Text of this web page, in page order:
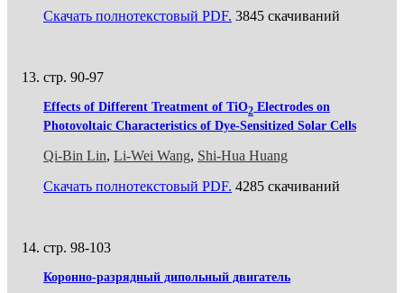
Скачать полнотекстовый PDF. 3845 скачиваний
стр. 90-97
Effects of Different Treatment of TiO2 Electrodes on
Photovoltaic Characteristics of Dye-Sensitized Solar Cells
Qi-Bin Lin, Li-Wei Wang, Shi-Hua Huang
Скачать полнотекстовый PDF. 4285 скачиваний
стр. 98-103
Коронно-разрядный дипольный двигатель